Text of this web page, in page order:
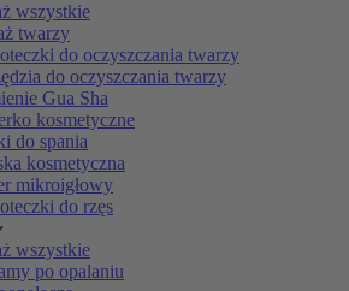
wszystkie
twarzy
do oczyszczania twarzy
do oczyszczania twarzy
Gua Sha
kosmetyczne
do spania
kosmetyczna
mikroigłowy
do rzęs
wszystkie
po opalaniu